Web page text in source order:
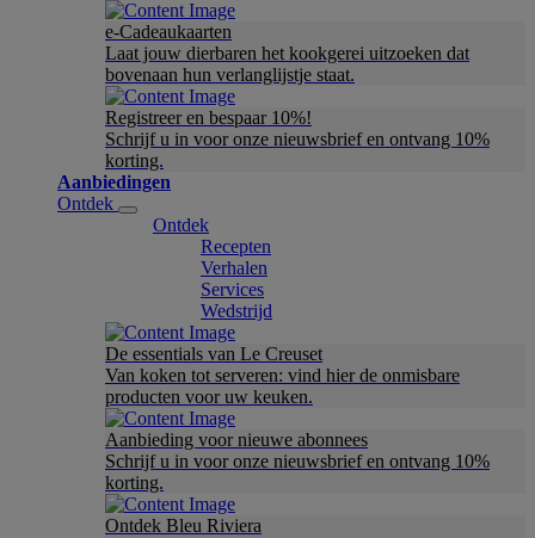
e-Cadeaukaarten
Laat jouw dierbaren het kookgerei uitzoeken dat
bovenaan hun verlanglijstje staat.
Registreer en bespaar 10%!
Schrijf u in voor onze nieuwsbrief en ontvang 10%
korting.
Aanbiedingen
Ontdek
Ontdek
Recepten
Verhalen
Services
Wedstrijd
De essentials van Le Creuset
Van koken tot serveren: vind hier de onmisbare
producten voor uw keuken.
Aanbieding voor nieuwe abonnees
Schrijf u in voor onze nieuwsbrief en ontvang 10%
korting.
Ontdek Bleu Riviera